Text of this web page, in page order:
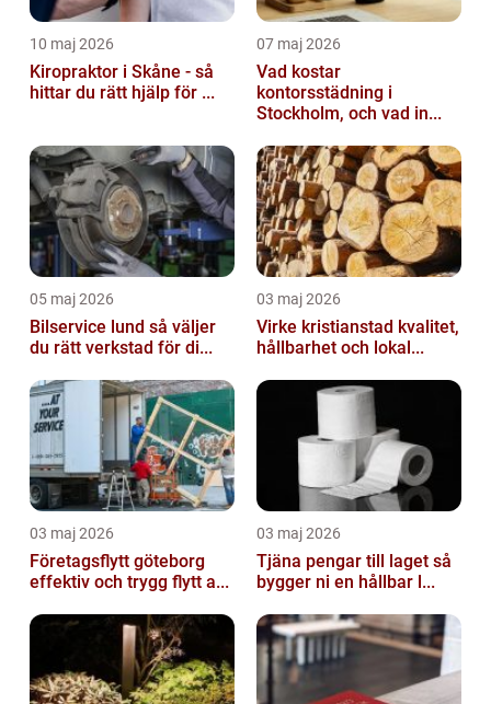
10 maj 2026
Kiropraktor i Skåne - så
hittar du rätt hjälp för ...
07 maj 2026
Vad kostar
kontorsstädning i
Stockholm, och vad in...
05 maj 2026
Bilservice lund så väljer
du rätt verkstad för di...
03 maj 2026
Virke kristianstad kvalitet,
hållbarhet och lokal...
03 maj 2026
Företagsflytt göteborg
effektiv och trygg flytt a...
03 maj 2026
Tjäna pengar till laget så
bygger ni en hållbar l...